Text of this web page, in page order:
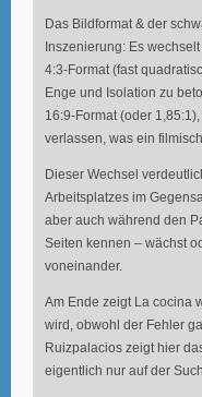
Das Bildformat & der
Inszenierung: Es
4:3-Format (fast
Enge und Isolation zu
16:9-Format (oder
verlassen, was ein
Dieser Wechsel
Arbeitsplatzes im
aber auch während den
Seiten kennen – wächst
voneinander.
Am Ende zeigt La cocina
wird, obwohl der Fehler
Ruizpalacios zeigt hier
eigentlich nur auf der